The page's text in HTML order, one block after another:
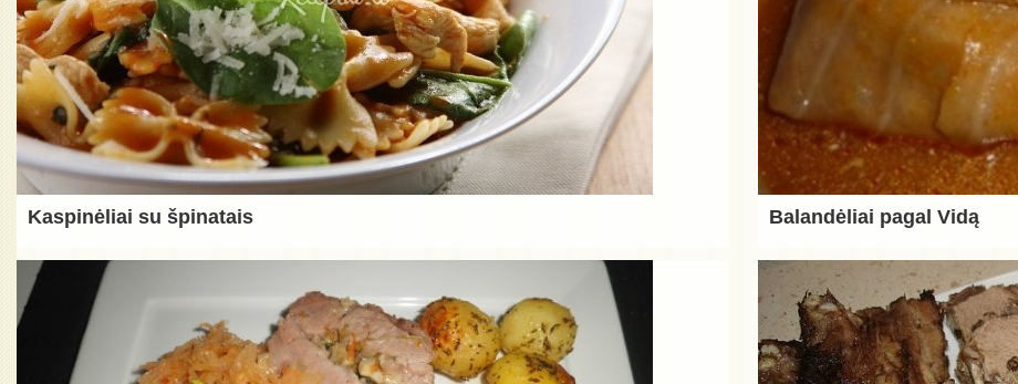
Kaspinėliai su špinatais Balandėliai pagal Vidą